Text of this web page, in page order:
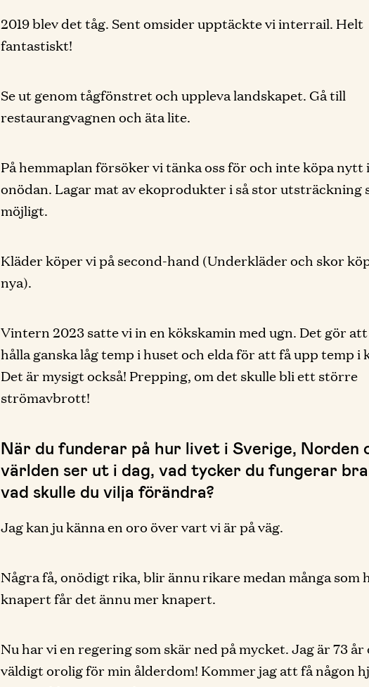
2019 blev det tåg. Sent omsider upptäckte vi interrail. Helt
fantastiskt!
Se ut genom tågfönstret och uppleva landskapet. Gå till
restaurangvagnen och äta lite.
På hemmaplan försöker vi tänka oss för och inte köpa nytt i
onödan. Lagar mat av ekoprodukter i så stor utsträckning
möjligt.
Kläder köper vi på second-hand (Underkläder och skor
nya).
Vintern 2023 satte vi in en kökskamin med ugn. Det gör att
hålla ganska låg temp i huset och elda för att få upp temp i
Det är mysigt också! Prepping, om det skulle bli ett större
strömavbrott!
När du funderar på hur livet i Sverige, Norden
världen ser ut i dag, vad tycker du fungerar
vad skulle du vilja förändra?
Jag kan ju känna en oro över vart vi är på väg.
Några få, onödigt rika, blir ännu rikare medan många som
knapert får det ännu mer knapert.
Nu har vi en regering som skär ned på mycket. Jag är 73 år
väldigt orolig för min ålderdom! Kommer jag att få någon